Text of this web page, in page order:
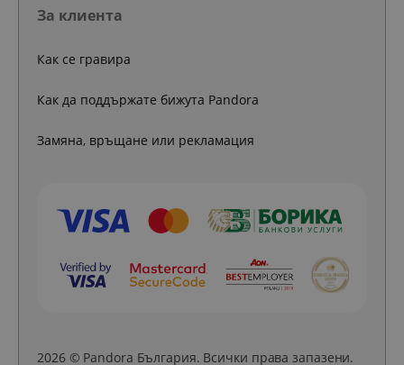
За клиента
Как се гравира
Как да поддържате бижута Pandora
Замяна, връщане или рекламация
2026 © Pandora България. Всички права запазени.